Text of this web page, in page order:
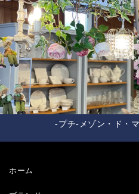
-プチ-メゾン・ド・
ホーム